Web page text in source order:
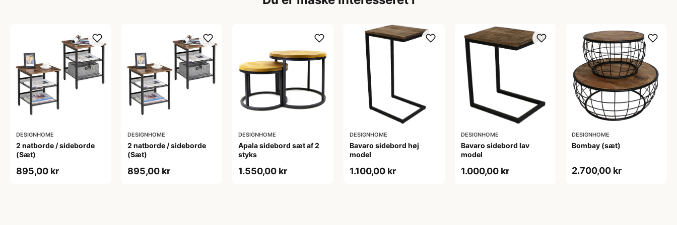
DESIGNHOME
2 natborde / sideborde
(Sæt)
895,00 kr
DESIGNHOME
2 natborde / sideborde
(Sæt)
895,00 kr
DESIGNHOME
Apala sidebord sæt af 2
styks
1.550,00 kr
DESIGNHOME
Bavaro sidebord høj
model
1.100,00 kr
DESIGNHOME
Bavaro sidebord lav
model
1.000,00 kr
DESIGNHOME
Bombay (sæt)
2.700,00 kr